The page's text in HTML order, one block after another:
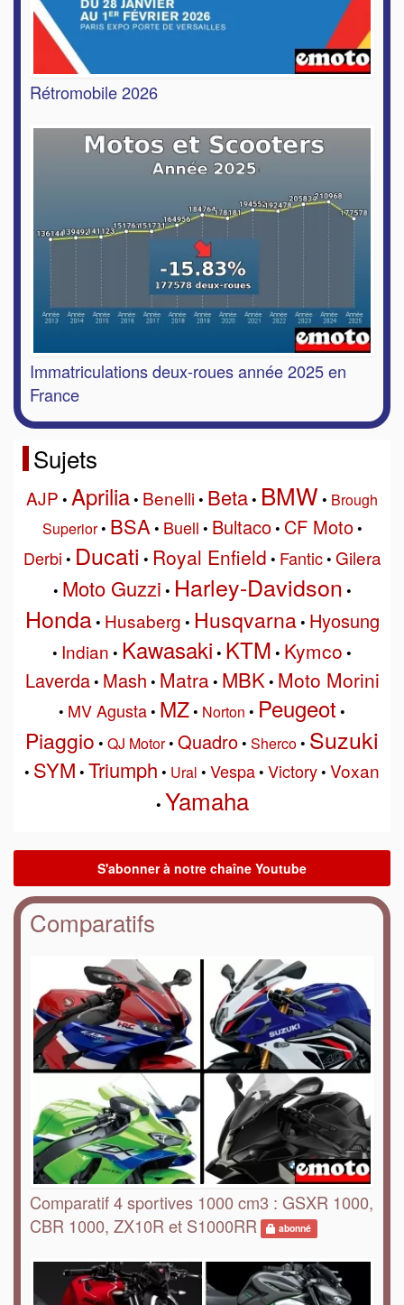
Rétromobile 2026
Immatriculations deux-roues année 2025 en
France
Sujets
AJP • Aprilia• Benelli• Beta• BMW • Brough
Superior• BSA• Buell • Bultaco• CF Moto•
Derbi • Ducati • Royal Enfield • Fantic• Gilera
• Moto Guzzi • Harley-Davidson •
Honda• Husaberg • Husqvarna• Hyosung
• Indian • Kawasaki • KTM • Kymco •
Laverda• Mash • Matra• MBK• Moto Morini
• MV Agusta• MZ• Norton • Peugeot •
Piaggio • QJ Motor• Quadro• Sherco• Suzuki
• SYM • Triumph • Ural • Vespa• Victory• Voxan
• Yamaha
Comparatifs
Comparatif 4 sportives 1000 cm3 : GSXR 1000,
CBR 1000, ZX10R et S1000RR
abonné